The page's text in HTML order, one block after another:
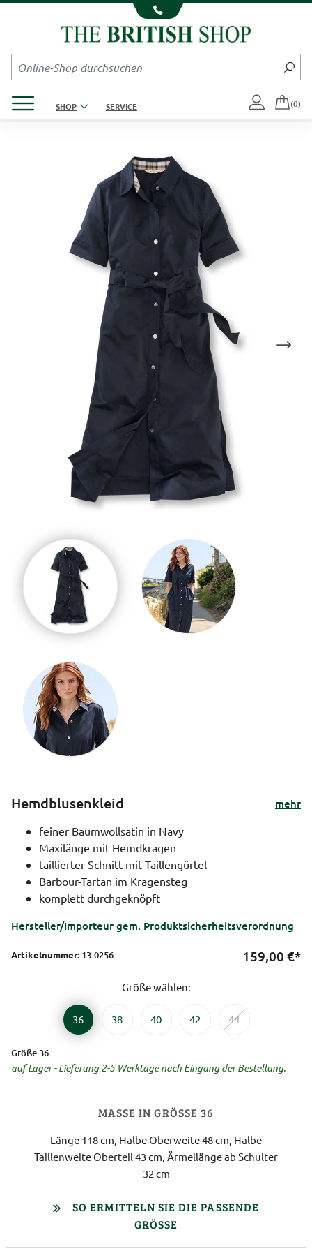
Kompletten Head der Seite überspringen
SHOP SERVICE (0)
Hemdblusenkleid
mehr
feiner Baumwollsatin in Navy
Maxilänge mit Hemdkragen
taillierter Schnitt mit Taillengürtel
Barbour-Tartan im Kragensteg
komplett durchgeknöpft
Hersteller/Importeur gem. Produktsicherheitsverordnung
Artikelnummer: 13-0256 159,00 €*
Größe wählen:
36 38 40 42 44
Größe 36
auf Lager - Lieferung 2-5 Werktage nach Eingang der Bestellung.
MASSE IN GRÖSSE 36
Länge 118 cm, Halbe Oberweite 48 cm, Halbe
Taillenweite Oberteil 43 cm, Ärmellänge ab Schulter
32 cm
SO ERMITTELN SIE DIE PASSENDE
GRÖSSE